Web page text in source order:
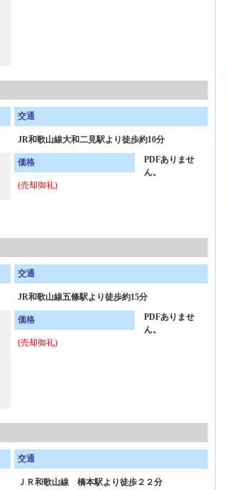
交通
JR和歌山線大和二見駅より徒歩約10分
価格
(売却御礼)
PDFありませ
ん。
交通
JR和歌山線五條駅より徒歩約15分
価格
(売却御礼)
PDFありませ
ん。
交通
ＪＲ和歌山線 橋本駅より徒歩２２分